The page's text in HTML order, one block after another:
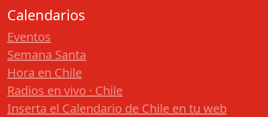
Calendarios
Eventos
Semana Santa
Hora en Chile
Radios en vivo · Chile
Inserta el Calendario de Chile en tu web